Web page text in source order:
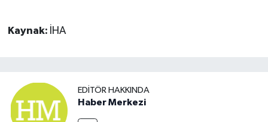
Kaynak: İHA
EDITÖR HAKKINDA
Haber Merkezi